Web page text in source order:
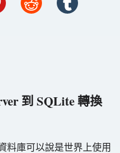
到 SQLite 轉換
料庫可以說是世界上使用